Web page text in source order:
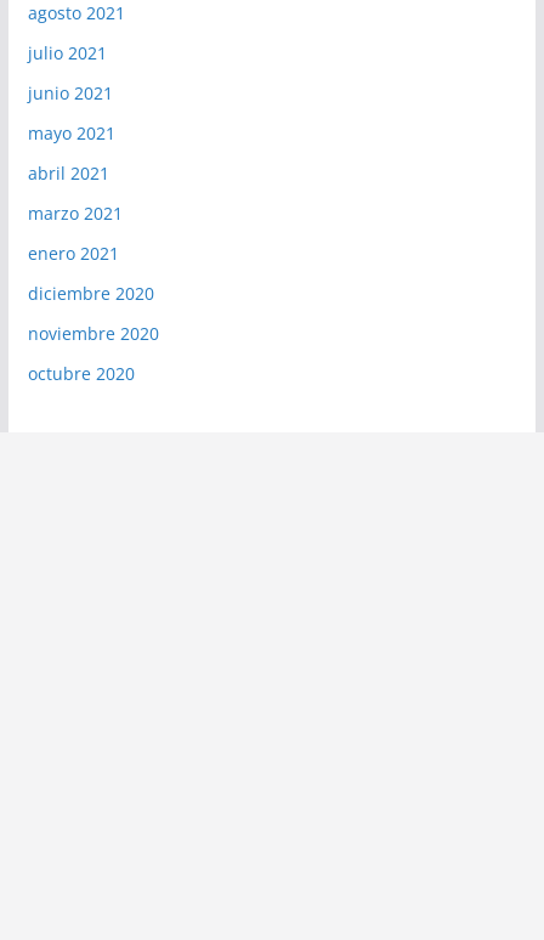
agosto 2021
julio 2021
junio 2021
mayo 2021
abril 2021
marzo 2021
enero 2021
diciembre 2020
noviembre 2020
octubre 2020